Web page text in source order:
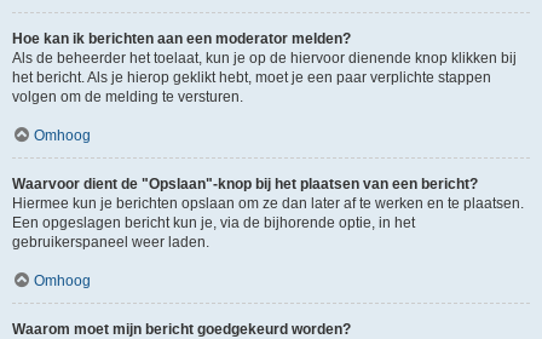
Hoe kan ik berichten aan een moderator melden?
Als de beheerder het toelaat, kun je op de hiervoor dienende knop klikken bij
het bericht. Als je hierop geklikt hebt, moet je een paar verplichte stappen
volgen om de melding te versturen.
Omhoog
Waarvoor dient de "Opslaan"-knop bij het plaatsen van een bericht?
Hiermee kun je berichten opslaan om ze dan later af te werken en te plaatsen.
Een opgeslagen bericht kun je, via de bijhorende optie, in het
gebruikerspaneel weer laden.
Omhoog
Waarom moet mijn bericht goedgekeurd worden?